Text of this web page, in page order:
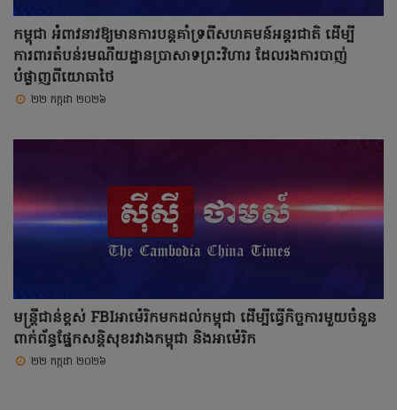
កម្ពុជា អំពាវនាវឱ្យមានការបន្តគាំទ្រពីសហគមន៍អន្តរជាតិ ដើម្បី
ការពារតំបន់រមណីយដ្ឋានប្រាសាទព្រះវិហារ ដែលរងការបាញ់
បំផ្លាញពីយោធាថៃ
២២ កក្កដា ២០២៦
មន្ត្រីជាន់ខ្ពស់ FBIអាម៉េរិកមកដល់កម្ពុជា ដើម្បីធ្វើកិច្ចការមួយចំនួន
ពាក់ព័ន្ធផ្នែកសន្តិសុខរវាងកម្ពុជា និងអាម៉េរិក
២២ កក្កដា ២០២៦